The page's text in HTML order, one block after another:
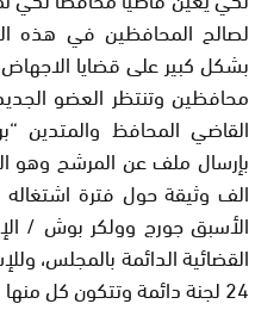
لصالح المحافظين في هذه
محافظين وتنتظر العضو
القاضي المحافظ والمتدين
الف وثيقة حول فترة
الأسبق جورج وولكر بوش /
القضائية الدائمة بالمجلس،
24 لجنة دائمة وتتكون كل منها من عدد من اللجان الفرعية.